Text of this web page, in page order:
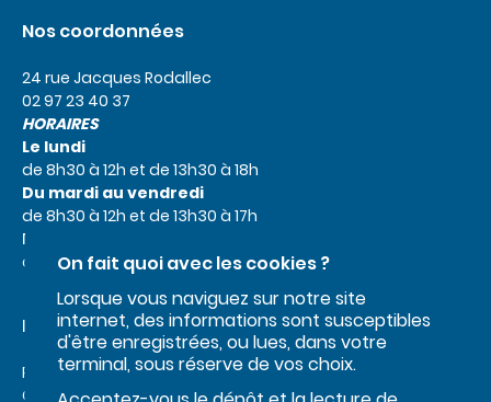
On fait quoi avec les cookies ?
Lorsque vous naviguez sur notre site
internet, des informations sont susceptibles
d'être enregistrées, ou lues, dans votre
terminal, sous réserve de vos choix.
Nos coordonnées
24 rue Jacques Rodallec
02 97 23 40 37
HORAIRES
Le lundi
de 8h30 à 12h et de 13h30 à 18h
Du mardi au vendredi
de 8h30 à 12h et de 13h30 à 17h
Le samedi
de 9h à 12h
Liens utiles
Roi Morvan Communauté
Office de tourisme